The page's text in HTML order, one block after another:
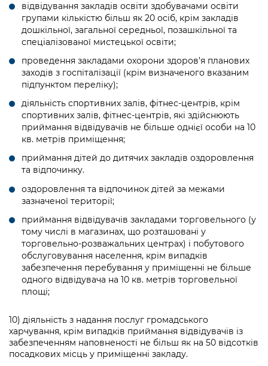
відвідування закладів освіти здобувачами освіти
групами кількістю більш як 20 осіб, крім закладів
дошкільної, загальної середньої, позашкільної та
спеціалізованої мистецької освіти;
проведення закладами охорони здоров’я планових
заходів з госпіталізації (крім визначеного вказаним
підпунктом переліку);
діяльність спортивних залів, фітнес-центрів, крім
спортивних залів, фітнес-центрів, які здійснюють
приймання відвідувачів не більше однієї особи на 10
кв. метрів приміщення;
приймання дітей до дитячих закладів оздоровлення
та відпочинку.
оздоровлення та відпочинок дітей за межами
зазначеної території;
приймання відвідувачів закладами торговельного (у
тому числі в магазинах, що розташовані у
торговельно-розважальних центрах) і побутового
обслуговування населення, крім випадків
забезпечення перебування у приміщенні не більше
одного відвідувача на 10 кв. метрів торговельної
площі;
10) діяльність з надання послуг громадського
харчування, крім випадків приймання відвідувачів із
забезпеченням наповненості не більш як на 50 відсотків
посадкових місць у приміщенні закладу.